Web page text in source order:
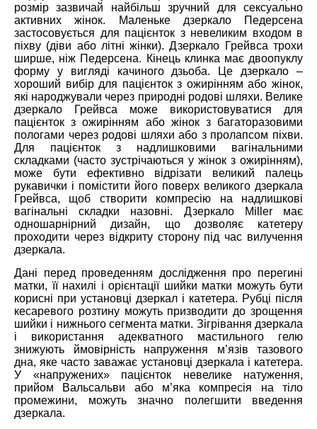
розмір зазвичай найбільш зручний для сексуально
активних жінок. Маленьке дзеркало Педерсена
застосовується для пацієнток з невеликим входом в
піхву (діви або літні жінки). Дзеркало Грейвса трохи
ширше, ніж Педерсена. Кінець клинка має двоопуклу
форму у вигляді качиного дзьоба. Це дзеркало –
хороший вибір для пацієнток з ожирінням або жінок,
які народжували через природні родові шляхи. Велике
дзеркало Грейвса може використовуватися для
пацієнток з ожирінням або жінок з багаторазовими
пологами через родові шляхи або з пролапсом піхви.
Для пацієнток з надлишковими вагінальними
складками (часто зустрічаються у жінок з ожирінням),
може бути ефективно відрізати великий палець
рукавички і помістити його поверх великого дзеркала
Грейвса, щоб створити компресію на надлишкові
вагінальні складки назовні. Дзеркало Miller має
одношарнірний дизайн, що дозволяє катетеру
проходити через відкриту сторону під час вилучення
дзеркала.
Дані перед проведенням дослідження про перегині
матки, її нахилі і орієнтації шийки матки можуть бути
корисні при установці дзеркал і катетера. Рубці після
кесаревого розтину можуть призводити до зрощення
шийки і нижнього сегмента матки. Зігрівання дзеркала
і використання адекватного мастильного гелю
знижують ймовірність напруження м’язів тазового
дна, яке часто заважає установці дзеркала і катетера.
У «напружених» пацієнток невелике натуження,
прийом Вальсальви або м’яка компресія на тіло
промежини, можуть значно полегшити введення
дзеркала.